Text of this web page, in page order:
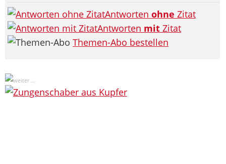
Antworten ohne Zitat
Antworten mit Zitat
Themen-Abo bestellen